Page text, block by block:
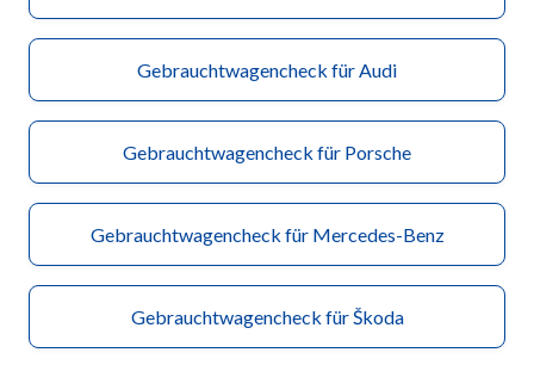
Gebrauchtwagencheck für Audi
Gebrauchtwagencheck für Porsche
Gebrauchtwagencheck für Mercedes-Benz
Gebrauchtwagencheck für Škoda